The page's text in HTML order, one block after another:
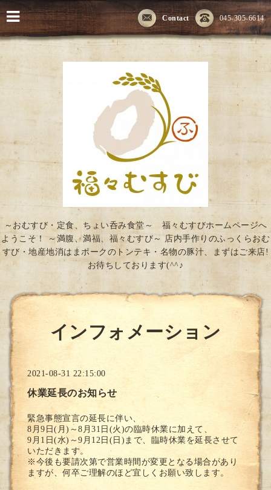
045-305-6614
Contact
～おむすび・定食、ちょい呑み食堂～ 福々むすびホームページへ
ようこそ！ ～満腹、満福、福々むすび～ 店内手作りのふっくらおむ
すび・地産地消はまポークのトンテキ・名物の豚汁、まずはご来店!
お待ちしております(^^♪
インフォメーション
2021-08-31 22:15:00
休業延長のお知らせ
緊急事態宣言の延長に伴い、
8月9日(月)～8月31日(火)の臨時休業に加えて、
9月1日(水)～9月12日(日)まで、臨時休業を延長させて
いただきます。
※今後も要請次第で営業時間が変更となる場合があり
ますが、何卒ご理解のほど宜しくお願い致します。